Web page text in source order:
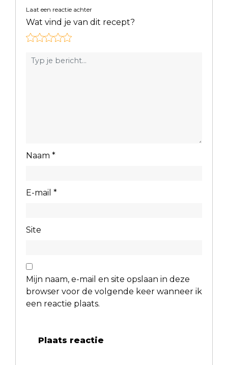
Laat een reactie achter
Wat vind je van dit recept?
Naam *
E-mail *
Site
Mijn naam, e-mail en site opslaan in deze
browser voor de volgende keer wanneer ik
een reactie plaats.